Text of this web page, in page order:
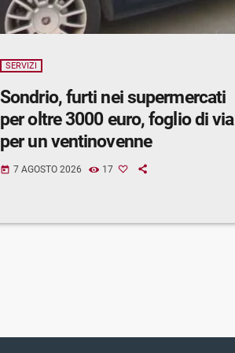
SERVIZI
Sondrio, furti nei supermercati
per oltre 3000 euro, foglio di via
per un ventinovenne
today 7 AGOSTO 2026 17